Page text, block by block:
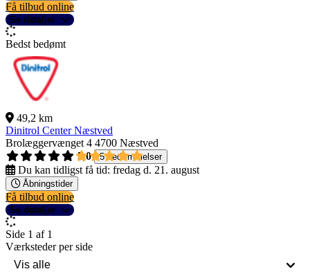
Få tilbud online
Se detaljer
Bedst bedømt
49,2 km
Dinitrol Center Næstved
Brolæggervænget 4 4700 Næstved
5,0
5 bedømmelser
Du kan tidligst få tid: fredag d. 21. august
Åbningstider
Få tilbud online
Se detaljer
Side 1 af 1
Værksteder per side